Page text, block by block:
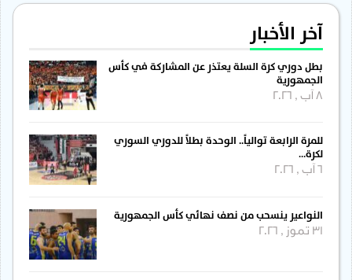
آخر الأخبار
بطل دوري كرة السلة يعتذر عن المشاركة في كأس
الجمهورية
للمرة الرابعة توالياً.. الوحدة بطلاً للدوري السوري
لكرة…
النواعير ينسحب من نصف نهائي كأس الجمهورية
31 تموز , 2026